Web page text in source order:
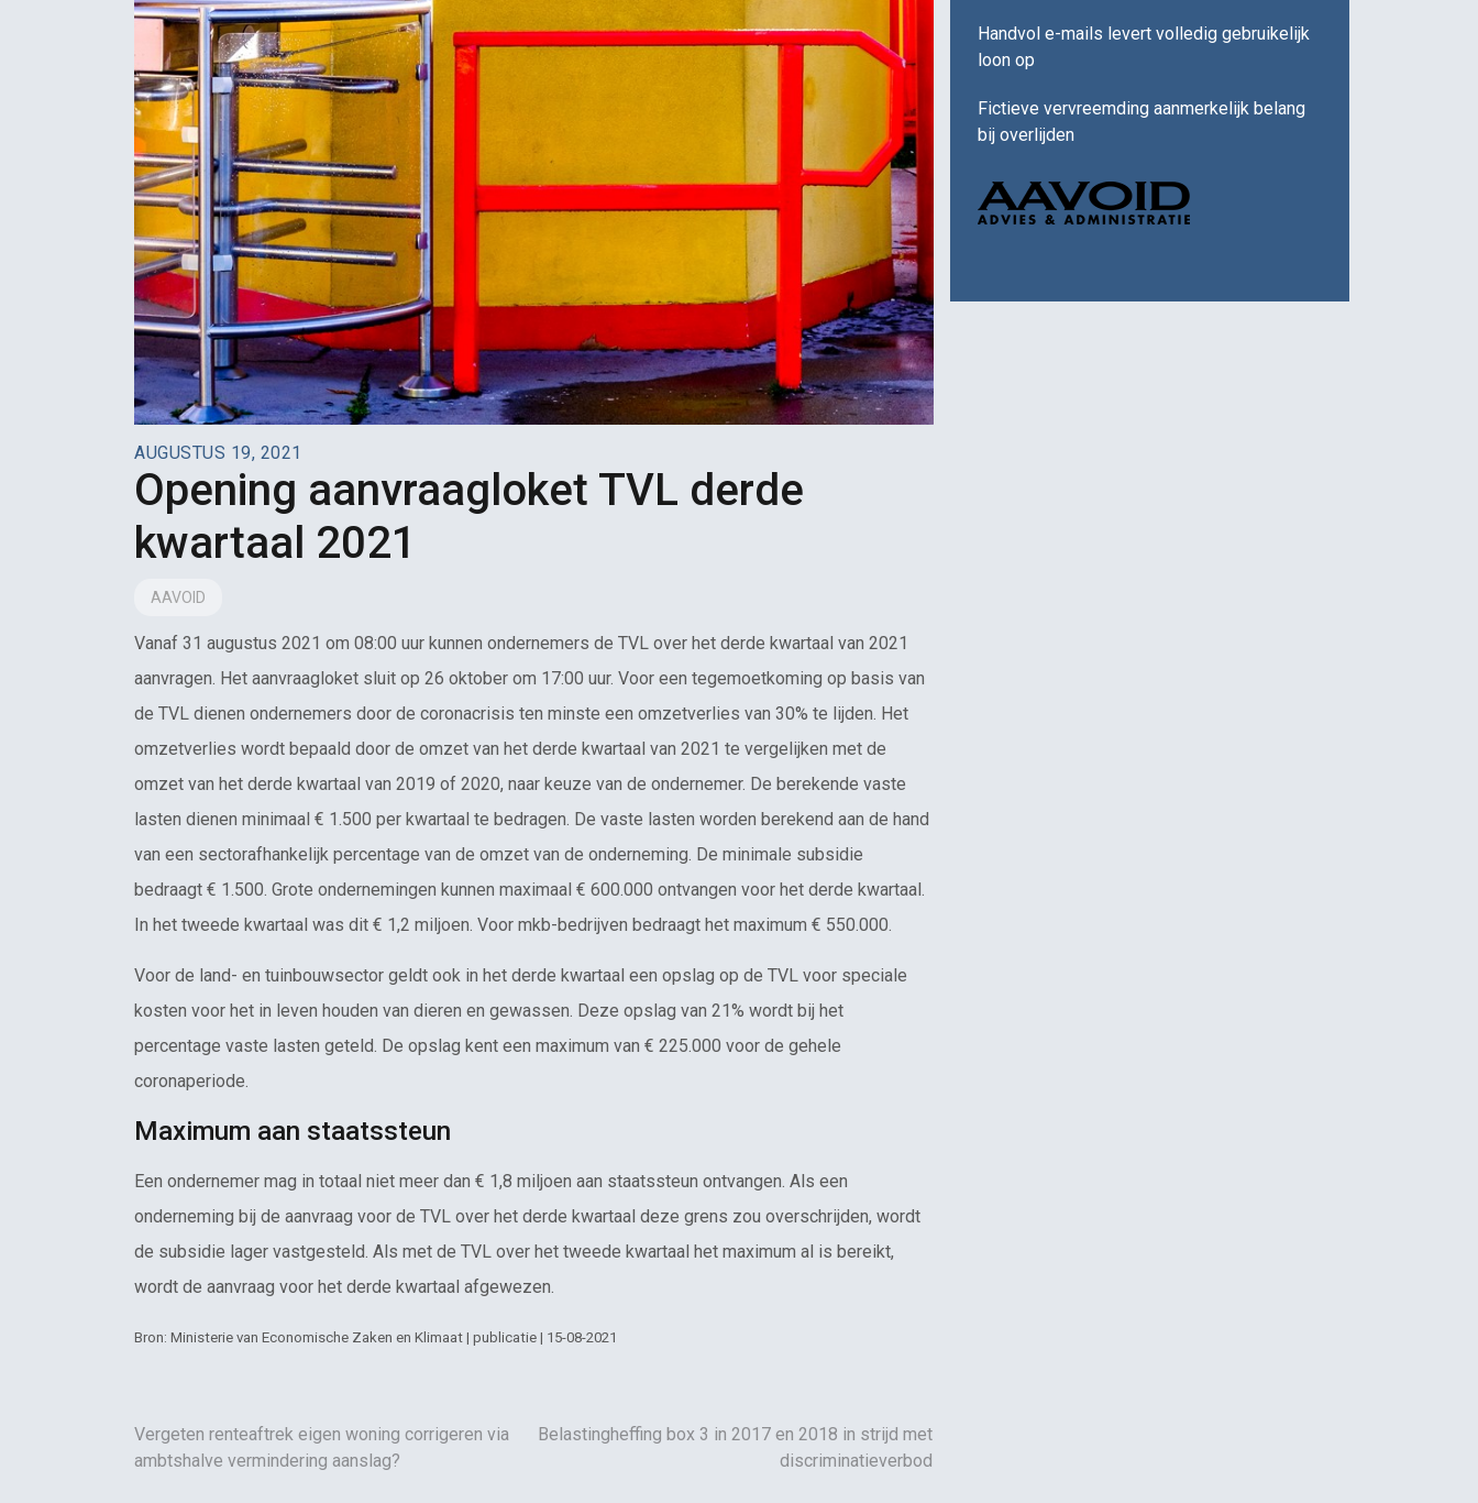
AUGUSTUS 19, 2021
Opening aanvraagloket TVL derde
kwartaal 2021
AAVOID
Vanaf 31 augustus 2021 om 08:00 uur kunnen ondernemers de TVL over het derde kwartaal van 2021
aanvragen. Het aanvraagloket sluit op 26 oktober om 17:00 uur. Voor een tegemoetkoming op basis van
de TVL dienen ondernemers door de coronacrisis ten minste een omzetverlies van 30% te lijden. Het
omzetverlies wordt bepaald door de omzet van het derde kwartaal van 2021 te vergelijken met de
omzet van het derde kwartaal van 2019 of 2020, naar keuze van de ondernemer. De berekende vaste
lasten dienen minimaal € 1.500 per kwartaal te bedragen. De vaste lasten worden berekend aan de hand
van een sectorafhankelijk percentage van de omzet van de onderneming. De minimale subsidie
bedraagt € 1.500. Grote ondernemingen kunnen maximaal € 600.000 ontvangen voor het derde kwartaal.
In het tweede kwartaal was dit € 1,2 miljoen. Voor mkb-bedrijven bedraagt het maximum € 550.000.
Voor de land- en tuinbouwsector geldt ook in het derde kwartaal een opslag op de TVL voor speciale
kosten voor het in leven houden van dieren en gewassen. Deze opslag van 21% wordt bij het
percentage vaste lasten geteld. De opslag kent een maximum van € 225.000 voor de gehele
coronaperiode.
Maximum aan staatssteun
Een ondernemer mag in totaal niet meer dan € 1,8 miljoen aan staatssteun ontvangen. Als een
onderneming bij de aanvraag voor de TVL over het derde kwartaal deze grens zou overschrijden, wordt
de subsidie lager vastgesteld. Als met de TVL over het tweede kwartaal het maximum al is bereikt,
wordt de aanvraag voor het derde kwartaal afgewezen.
Bron: Ministerie van Economische Zaken en Klimaat | publicatie | 15-08-2021
Vergeten renteaftrek eigen woning corrigeren via
ambtshalve vermindering aanslag?
Belastingheffing box 3 in 2017 en 2018 in strijd met
discriminatieverbod
Handvol e-mails levert volledig gebruikelijk
loon op
Fictieve vervreemding aanmerkelijk belang
bij overlijden